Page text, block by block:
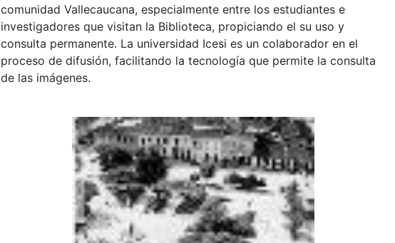
comunidad Vallecaucana, especialmente entre los estudiantes e
investigadores que visitan la Biblioteca, propiciando el su uso y
consulta permanente. La universidad Icesi es un colaborador en el
proceso de difusión, facilitando la tecnología que permite la consulta
de las imágenes.